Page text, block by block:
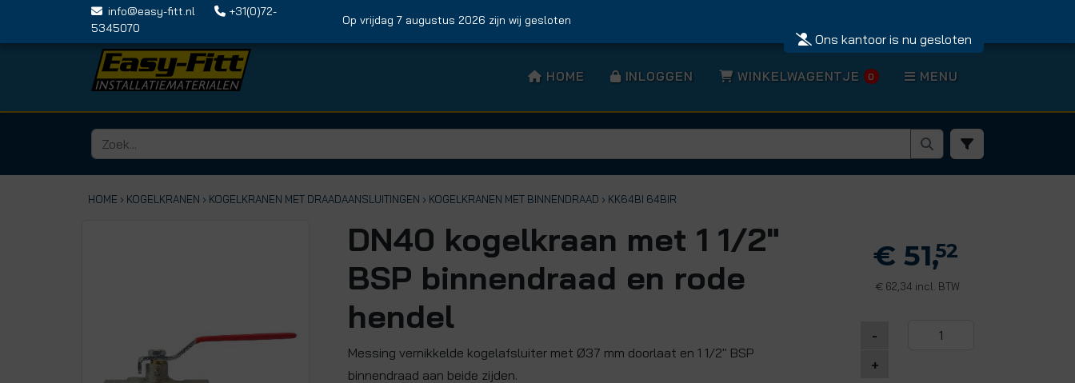
info@easy-fitt.nl
+31(0)72-
5345070
Op vrijdag 7 augustus 2026 zijn wij gesloten
Ons kantoor is nu gesloten
HOME INLOGGEN WINKELWAGENTJE 0 MENU
HOME › KOGELKRANEN › KOGELKRANEN MET DRAADAANSLUITINGEN › KOGELKRANEN MET BINNENDRAAD › KK64BI 64BIR
DN40 kogelkraan met 1 1/2"
BSP binnendraad en rode
hendel
Messing vernikkelde kogelafsluiter met Ø37 mm doorlaat en 1 1/2" BSP
binnendraad aan beide zijden.
€ 51,52
€ 62,34 incl. BTW
-
+